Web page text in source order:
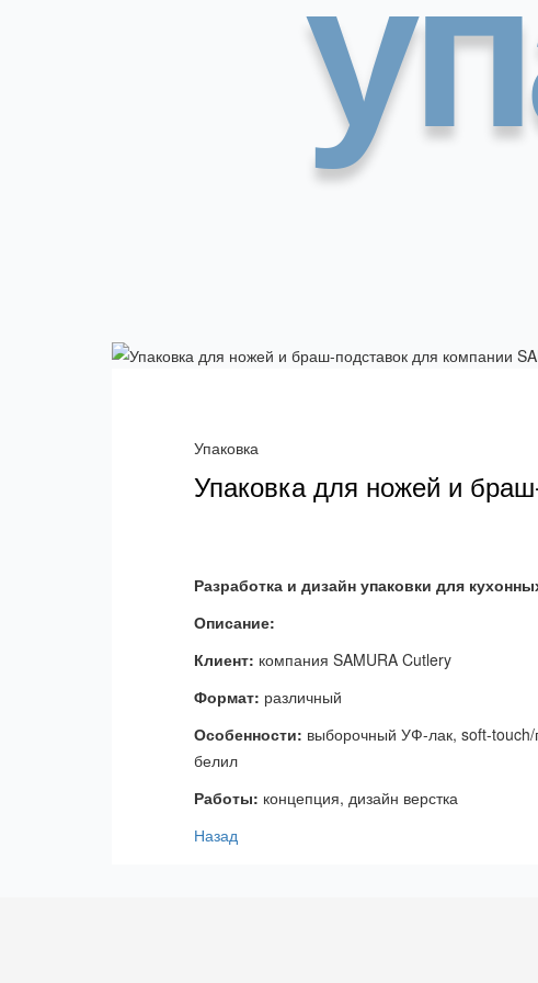
Упаковка
Упаковка для ножей и
Разработка и дизайн упаковки для
Описание:
Клиент: компания SAMURA Cutlery
Формат: различный
Особенности: выборочный УФ-лак, soft-
белил
Работы: концепция, дизайн верстка
Назад